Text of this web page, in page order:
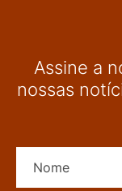
Assine a
nossas